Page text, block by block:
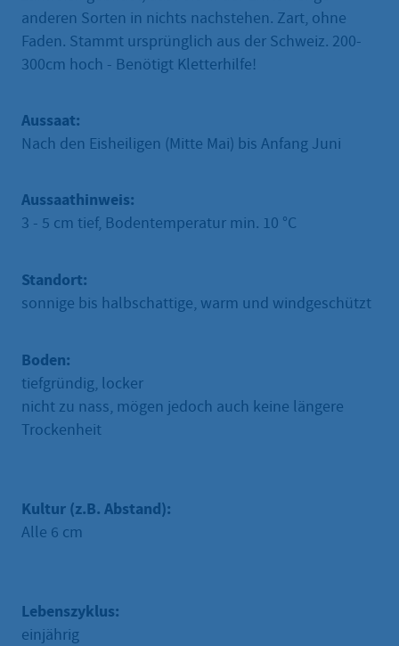
anderen Sorten in nichts nachstehen. Zart, ohne
Faden. Stammt ursprünglich aus der Schweiz. 200-
300cm hoch - Benötigt Kletterhilfe!
Aussaat:
Nach den Eisheiligen (Mitte Mai) bis Anfang Juni
Aussaathinweis:
3 - 5 cm tief, Bodentemperatur min. 10 °C
Standort:
sonnige bis halbschattige, warm und windgeschützt
Boden:
tiefgründig, locker
nicht zu nass, mögen jedoch auch keine längere
Trockenheit
Kultur (z.B. Abstand):
Alle 6 cm
Lebenszyklus:
einjährig